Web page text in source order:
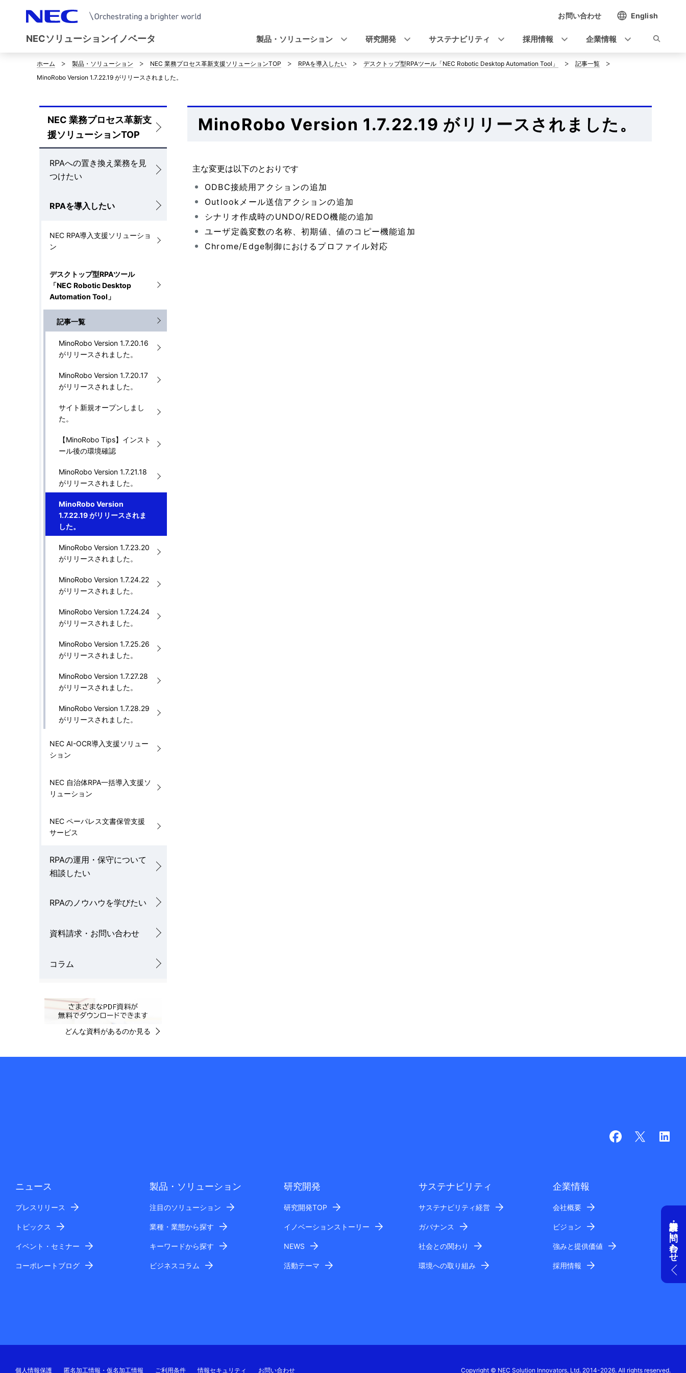
NECソリューションイノベータ
ビ
ゲ
ョ
ン
お問い合わせ English
製品・ソリューション 研究開発 サステナビリティ 採用情報 企業情報
サ
ト
内
の
ホーム 製品・ソリューション NEC 業務プロセス革新支援ソリューションTOP RPAを導入したい デスクトップ型RPAツール「NEC Robotic Desktop Automation Tool」
記事一覧
MinoRobo Version 1.7.22.19 がリリースされました。
ロ
ー
カ
ナ
ゲ
NEC 業務プロセス革新支
援ソリューションTOP
RPAへの置き換え業務を見
つけたい
RPAを導入したい
NEC RPA導入支援ソリューショ
ン
デスクトップ型RPAツール
「NEC Robotic Desktop
Automation Tool」
記事一覧
MinoRobo Version 1.7.20.16
がリリースされました。
MinoRobo Version 1.7.20.17
がリリースされました。
サイト新規オープンしまし
た。
【MinoRobo Tips】インスト
ール後の環境確認
MinoRobo Version 1.7.21.18
がリリースされました。
MinoRobo Version
1.7.22.19 がリリースされま
した。
MinoRobo Version 1.7.23.20
がリリースされました。
MinoRobo Version 1.7.24.22
がリリースされました。
MinoRobo Version 1.7.24.24
がリリースされました。
MinoRobo Version 1.7.25.26
がリリースされました。
MinoRobo Version 1.7.27.28
がリリースされました。
MinoRobo Version 1.7.28.29
がリリースされました。
NEC AI-OCR導入支援ソリュー
ション
NEC 自治体RPA一括導入支援ソ
リューション
NEC ペーパレス文書保管支援
サービス
RPAの運用・保守について
相談したい
RPAのノウハウを学びたい
資料請求・お問い合わせ
コラム
どんな資料があるのか見る
MinoRobo Version 1.7.22.19 がリリースされました。
主な変更は以下のとおりです
ODBC接続用アクションの追加
Outlookメール送信アクションの追加
シナリオ作成時のUNDO/REDO機能の追加
ユーザ定義変数の名称、初期値、値のコピー機能追加
Chrome/Edge制御におけるプロファイル対応
資料請求・お問い合わせ
ニュース
プレスリリース
トピックス
イベント・セミナー
コーポレートブログ
製品・ソリューション
注目のソリューション
業種・業態から探す
キーワードから探す
ビジネスコラム
研究開発
研究開発TOP
イノベーションストーリー
NEWS
活動テーマ
サステナビリティ
サステナビリティ経営
ガバナンス
社会との関わり
環境への取り組み
企業情報
会社概要
ビジョン
強みと提供価値
採用情報
個人情報保護 匿名加工情報・仮名加工情報 ご利用条件 情報セキュリティ お問い合わせ Copyright © NEC Solution Innovators, Ltd. 2014-2026. All rights reserved.